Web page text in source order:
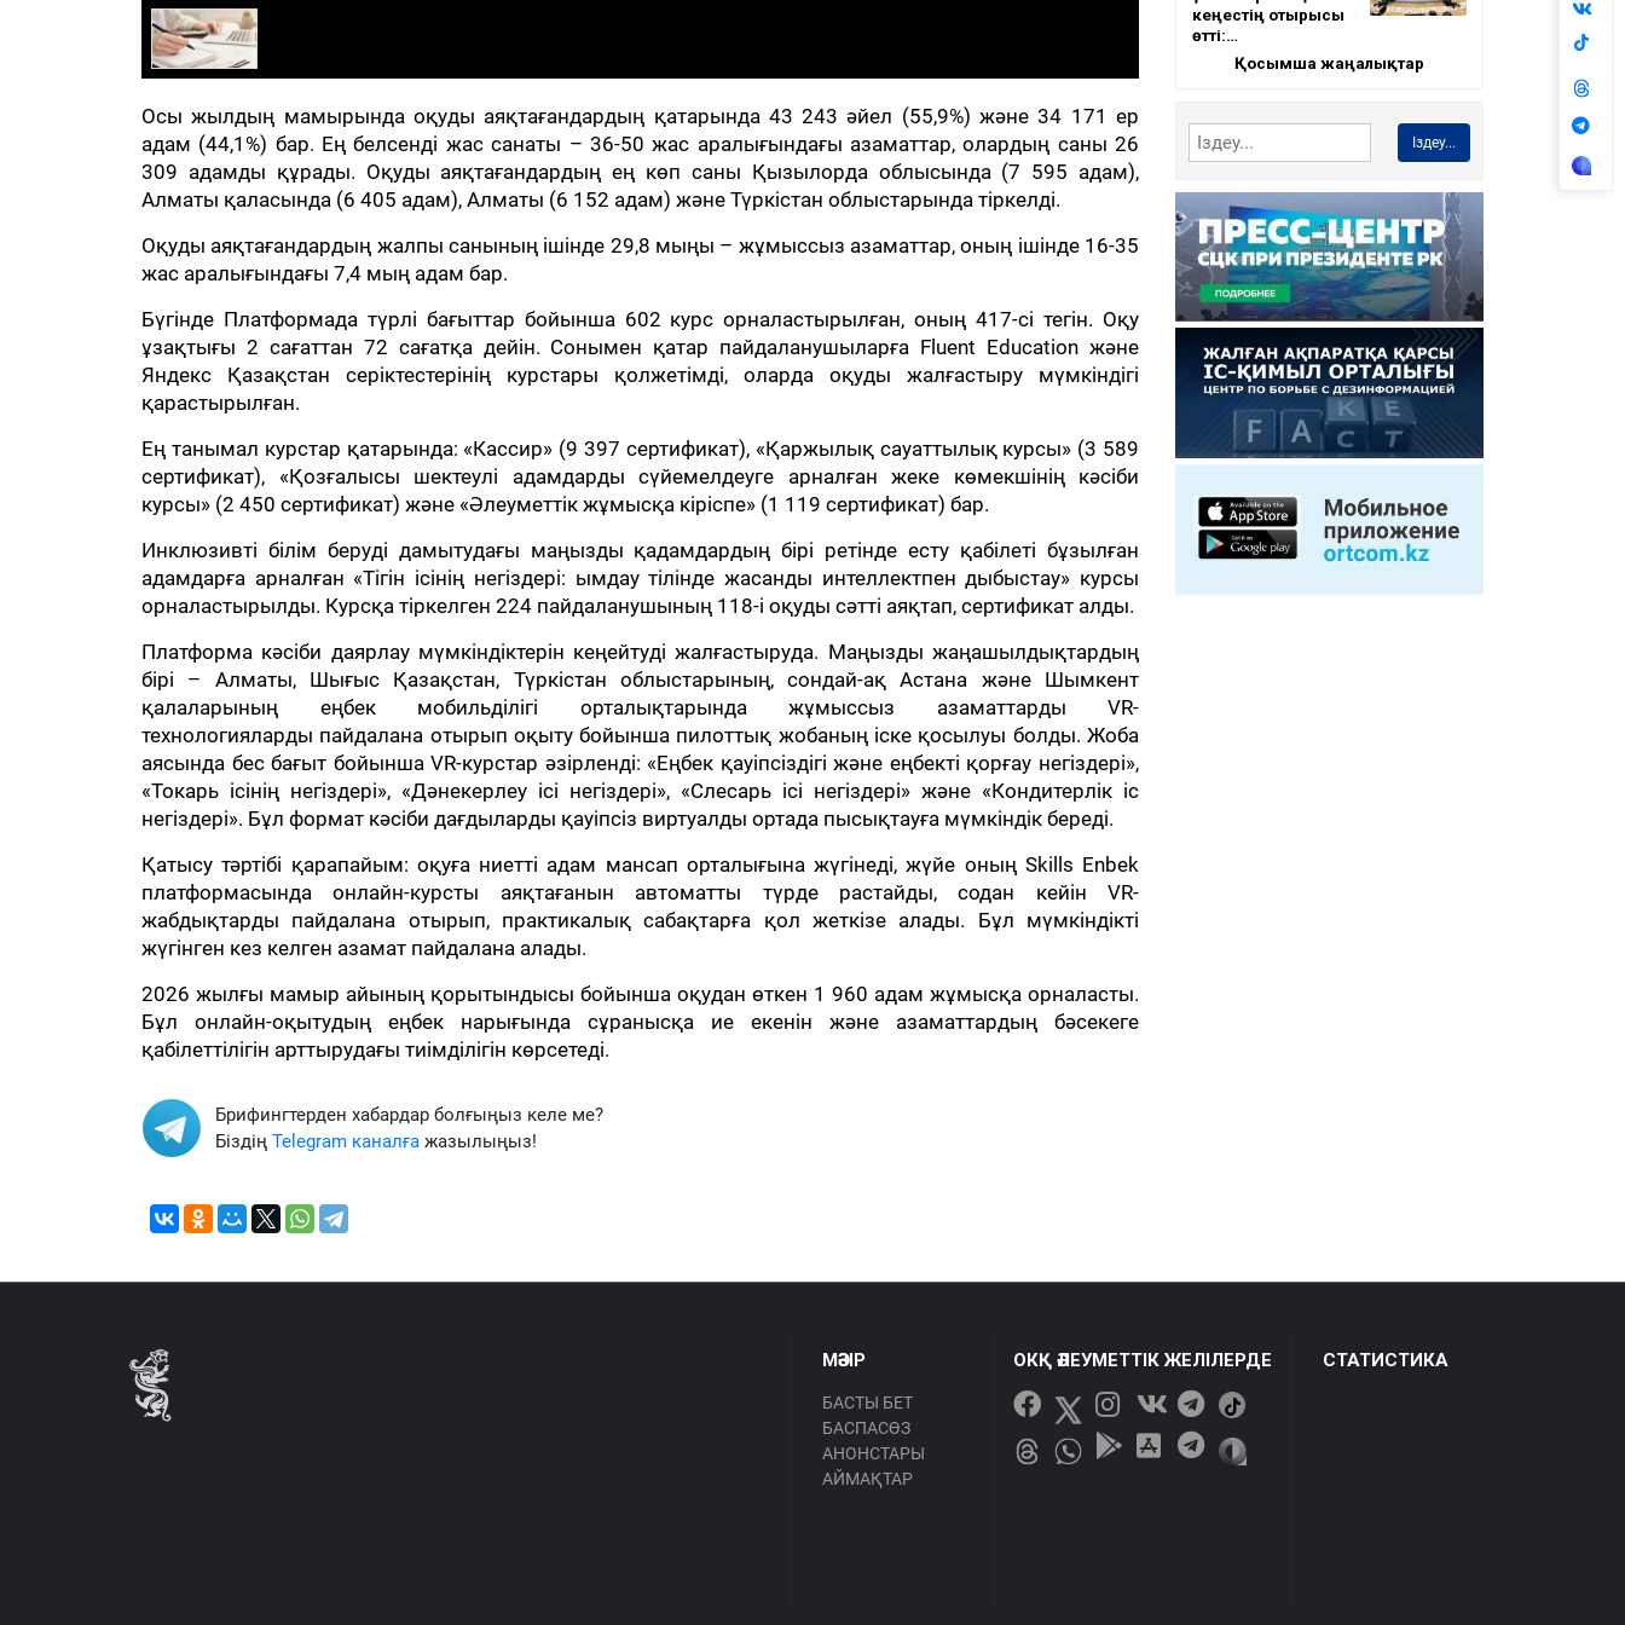
Осы жылдың мамырында оқуды аяқтағандардың қатарында 43 243 әйел (55,9%) және 34 171 ер
адам (44,1%) бар. Ең белсенді жас санаты – 36-50 жас аралығындағы азаматтар, олардың саны 26
309 адамды құрады. Оқуды аяқтағандардың ең көп саны Қызылорда облысында (7 595 адам),
Алматы қаласында (6 405 адам), Алматы (6 152 адам) және Түркістан облыстарында тіркелді.
Оқуды аяқтағандардың жалпы санының ішінде 29,8 мыңы – жұмыссыз азаматтар, оның ішінде 16-35
жас аралығындағы 7,4 мың адам бар.
Бүгінде Платформада түрлі бағыттар бойынша 602 курс орналастырылған, оның 417-сі тегін. Оқу
ұзақтығы 2 сағаттан 72 сағатқа дейін. Сонымен қатар пайдаланушыларға Fluent Education және
Яндекс Қазақстан серіктестерінің курстары қолжетімді, оларда оқуды жалғастыру мүмкіндігі
қарастырылған.
Ең танымал курстар қатарында: «Кассир» (9 397 сертификат), «Қаржылық сауаттылық курсы» (3 589
сертификат), «Қозғалысы шектеулі адамдарды сүйемелдеуге арналған жеке көмекшінің кәсіби
курсы» (2 450 сертификат) және «Әлеуметтік жұмысқа кіріспе» (1 119 сертификат) бар.
Инклюзивті білім беруді дамытудағы маңызды қадамдардың бірі ретінде есту қабілеті бұзылған
адамдарға арналған «Тігін ісінің негіздері: ымдау тілінде жасанды интеллектпен дыбыстау» курсы
орналастырылды. Курсқа тіркелген 224 пайдаланушының 118-і оқуды сәтті аяқтап, сертификат алды.
Платформа кәсіби даярлау мүмкіндіктерін кеңейтуді жалғастыруда. Маңызды жаңашылдықтардың
бірі – Алматы, Шығыс Қазақстан, Түркістан облыстарының, сондай-ақ Астана және Шымкент
қалаларының еңбек мобильділігі орталықтарында жұмыссыз азаматтарды VR-
технологияларды пайдалана отырып оқыту бойынша пилоттық жобаның іске қосылуы болды. Жоба
аясында бес бағыт бойынша VR-курстар әзірленді: «Еңбек қауіпсіздігі және еңбекті қорғау негіздері»,
«Токарь ісінің негіздері», «Дәнекерлеу ісі негіздері», «Слесарь ісі негіздері» және «Кондитерлік іс
негіздері». Бұл формат кәсіби дағдыларды қауіпсіз виртуалды ортада пысықтауға мүмкіндік береді.
Қатысу тәртібі қарапайым: оқуға ниетті адам мансап орталығына жүгінеді, жүйе оның Skills Enbek
платформасында онлайн-курсты аяқтағанын автоматты түрде растайды, содан кейін VR-
жабдықтарды пайдалана отырып, практикалық сабақтарға қол жеткізе алады. Бұл мүмкіндікті
жүгінген кез келген азамат пайдалана алады.
2026 жылғы мамыр айының қорытындысы бойынша оқудан өткен 1 960 адам жұмысқа орналасты.
Бұл онлайн-оқытудың еңбек нарығында сұранысқа ие екенін және азаматтардың бәсекеге
қабілеттілігін арттырудағы тиімділігін көрсетеді.
Брифингтерден хабардар болғыңыз келе ме?
Біздің Telegram каналға жазылыңыз!
кеңестің отырысы
өтті:…
Қосымша жаңалықтар
Іздеу...
МӘЗІР
БАСТЫ БЕТ
БАСПАСӨЗ
АНОНСТАРЫ
АЙМАҚТАР
ОКҚ ӘЛЕУМЕТТІК ЖЕЛІЛЕРДЕ СТАТИСТИКА